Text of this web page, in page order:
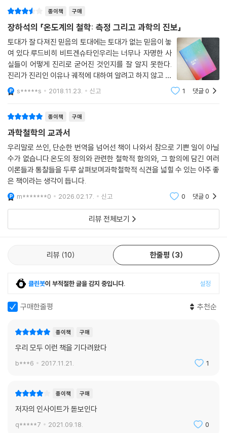
이루는 데에는 여러 가지 다른 길들이 존재하며, 그것을 똑같이 훌륭하게
성취하는 데에도 하나 이상의 길이 존재할 것이다. 종종 우리는 진리라는
것에 사로잡혀 서로 병립할 수 없는 지식 체계들은 모두 다 진리일 수 없다
는 이유로 이런 다원적 인식에서 멀어지곤 한다. 다른 덕목의 성취가 그리
배타적인 것은 아니다. 서로 병존할 수 없는 명제에 대한 믿음에 관련한 특
정한 인식적 덕목(예를 들어, 설명력 또는 측정의 수치 정확성)을 향상하
는 데에도 서로 다른 길이 존재할 수 있다. 일반적으로 말해, 우리가 기존
에 열려 있다는 점은 그리 거슬리는 것이 아니다.
처음에 나를 이 분야로 이끌었으며 여전히 나를 추동하는 것은 과학에 대
한 희열과 좌절, 그리고 열정과 회의의 신기한 조합이었다. 내가 계속 나아
갈 수 있게 한 것은 처음에는 낯설고 난센스처럼 보였던 개념 체계들에서
어떤 논리와 아름다움을 볼 때의 경이이다. 그것은 일상적 실험 장치를 들
여다 보면서 그것이 정말이지 걸작임을 알게 되고, 그 안에서 오류들은 서
로 소멸하며 지식 정보는 돌에서 물을 짜내듯이 자연에서 짜낸 것임을 깨
달을 때, 그런 순간에 느끼는 감탄이다. 또한 그것은 다른 개념의 틀이 홀대
산 과정을 바라볼 때, 내게 메커니즘을 배우고 이해할 시간이나 전문성이
없는데도 실험실 장비를 받아들이고 신뢰해야 할 때, 그 순간에 드는 좌절
--- p.6
나는 과학 자체가 그러하지 못하는 영역에서 상보적 과학이 과학 지식을
다. 자연에 관한 지식이 역사 연구나 철학 연구로 어떻게 생산될 수 있다는
말인가? 그리고 만일 상보적 과학이 과학지식을 생산한다면, 그것은 그저
과학의 일부로 여겨져야 하는 것은 아닌가? 또한 그런 과학 활동이 적절하
게 훈련받은 전문가들이 아니라 아무나 행할 수 있다고 말하는 것은 무모
지식을 생산한다는 것이 어떤 의미인지 좀 더 주의 깊게 고찰한다면 그런
터무니없다는 느낌은 떨쳐버릴 수 있다고 믿는다.
속 교수 10명 중 최고 선임교수인데, 종이팩으로 유명한 ‘테트라 라발’ 그
룹의 소유주 라우싱 가(家)의 기부를 계기로 만든 직책이다. 종신직으로,
케임브리지대학교에서 한국인이 석좌교수직을 맡은 일도 처음이었다.
장재식 전 산업자원부 장관의 차남인 장하석 교수는 장하준 케임브리지대
학교 경제학부 교수의 친동생이며, 장하진 전 여성부 장관과 장하성 고려
대학교 교수가 그의 사촌이기도 하다. 그의 집안은 대대로 독립운동과 한
국의 발전에 헌신한 인동 장 씨 명문가로도 유명하다. 또 MBC ‘PD수첩’의
광우병 보도 관련 사건을 수사해 ‘[PD수첩] 검사’로 유명한 임수빈 전 부장
동아일보가 선정한 ‘10년 뒤 한국을 빛낼 100인’에 선정되기도 했다.
2. 『온도계의 철학』내용 소개와 의의
8살의 아이의 의문에서 출발한 위대한 연구의 결과물
『온도계의 철학』은 우리가 이미 교육을 받아 상식처럼 여기는 과학의 기초
진리를 우리는 왜 받아들이고 있는가라고 묻는 데에서 시작한다. 장하석
교수는 국내 언론과의 인터뷰에서 “지금은 당연하게 전기라는 말을 쓰고
있지만 처음에는 너무나 낯설고 어려운 말이었어요. 예를 들어 보죠. 왜 정
전기가 생길까요? 자유전자 때문이라고요? 자유전자는 어디 있다가 나온
기나 온도라는 말을 사용하지만 그 의미를 되짚어 물어 본다면 굉장히 낯
설고 어렵게 느껴진다는 사실에 주목했다. 여러 상식적인 과학 개념에서
장하석 교수는 특히 ‘온도’에 주목을 했고, “온도계를 사용해서 온도를 재
는데, 온도를 재는 온도계의 온도는 어떻게 잴 수 있을까?”라는 마치 8살
아이의 의문 같은 질문을 했다.
국어판 출간에 부쳐」에서 “현대 물리학에서 이런 시시한 문제를 다루지도
않고, 인식론적으로 생각해봐도 아무 해답이 나오지 않았다”고 말했다. 그
래서 장하석 교수는 과학 지식의 기초를 이해하기 위해 과학사를 뒤졌고,
도와 온도계에 오랜 시간 빠져들었고, 결국 『온도계의 철학』이 나오는 데
까지 꼭 10년이 걸렸다. “온도계 하나 가지고?”라고 질문할 법도 하다. 이
런 질문에 장하석 교수는 이렇게 말했다.
한복판에 서 있는 자신을 발견한다. 학생들에게 이 책은 과학철학으로 들
의 특별한 이야기와 함께할 수 있음을 보는 일이 크나큰 도움이 될 것이다.
『온도계의 철학』은 역사, 철학, 그리고 과학이 교차하는 놀라운 책이다.
피터 갤리슨 (하버드대학교 과학사 및 물리학 석좌교수)
『온도계의 철학』은 물리학의 역사와 철학의 훌륭한 종합이다. 풍부하고 자
이런 장점들이 한데 어울려 ‘잃어버린 문제’와 ‘잃어버린 지식’이라는 이 책
전반의 논쟁적 주제를 설득력 있게 전해준다. 즉, 과학사와 과학철학이 기
성 이론들에 숨어 있는 이론과 실험의 빈틈, 현대 과학이 다룰 수 있고 다루
어야 하는 빈틈을 찾아내어 보여줄 수 있다는 것이다.
제레미 버터필드 (케임브리지대학교 과학철학 교수)
『온도계의 철학』은 역사학의 엄밀성과 철학의 예리함을 갖추고서, 잘 정의
되어 있고 깊숙한 흥미를 자아내는 주제를 다룬다. 과학의 역사와 철학 분
야에 관심을 두는 많은 독자들이 읽어야 한다.
장하석 교수는 온도의 개념과 온도계 구성이 발전해온 역사를 우리에게 흥
미롭게, 때때로 매혹적으로 들려준다. 과학의 역사와 철학, 그리고 물리학
을 연구하는 이들은 그 역사에서 흥미로움을 느낄 것이다. 물리학에 폭넓
은 배경지식을 지니지 않은 이들도 이 책에서 가치를 발견할 것이다.
앨런 프랭클린 (콜로라도대학교 물리학 교수)
종이책 구매
장하석의 「온도계의 철학: 측정 그리고 과학의 진보」
토대가 잘 다져진 믿음의 토대에는 토대가 없는 믿음이 놓
여 있다.루드비히 비트겐슈타인우리는 너무나 자명한 사
실들이 어떻게 진리로 굳어진 것인지를 잘 알지 못한다.
진리가 진리인 이유나 궤적에 대하여 알려고 하지 않고 그
래서 의심할 생각도 하지 못한다. 경험의 영역에서 우리가
믿고 있는 대부분의 진리들은 한때는 분명 철학자였을 과
s*****s 2018.11.23. 신고 1 댓글0
종이책 구매
과학철학의 교과서
우리말로 쓰인, 단순한 번역을 넘어선 책이 나와서 참으로 기쁜 일이 아닐
수가 없습니다.온도의 정의와 관련한 철학적 함의와, 그 함의에 담긴 여러
이론들과 통찰들을 두루 살펴보며과학철학적 식견을 넓힐 수 있는 아주 좋
은 책이라는 생각이 듭니다.
m*******0 2026.02.17. 신고 0 댓글0
리뷰 전체보기
리뷰 10 한줄평 3
클린봇이 부적절한 글을 감지 중입니다. 설정
구매한줄평 추천순
종이책 구매
우리 모두 이런 책을 기다려왔다
b***6 2017.11.21. 1
종이책 구매
저자의 인사이트가 돋보인다
q*****7 2021.09.18. 0